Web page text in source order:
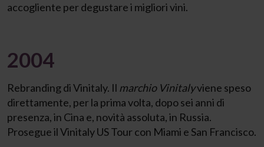
accogliente per degustare i migliori vini.
2004
Rebranding di Vinitaly. Il marchio Vinitalyviene speso
direttamente, per la prima volta, dopo sei anni di
presenza, in Cina e, novità assoluta, in Russia.
Prosegue il Vinitaly US Tour con Miami e San Francisco.